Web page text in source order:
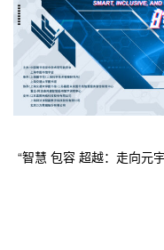
“智慧 包容 超越：走向元